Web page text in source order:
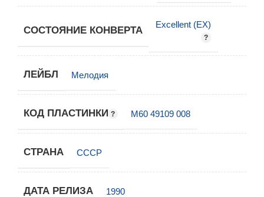
СОСТОЯНИЕ КОНВЕРТА
Excellent (EX)
ЛЕЙБЛ Мелодия
КОД ПЛАСТИНКИ М60 49109 008
СТРАНА СССР
ДАТА РЕЛИЗА 1990